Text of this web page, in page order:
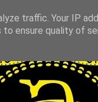
traffic. Your IP
ensure quality of